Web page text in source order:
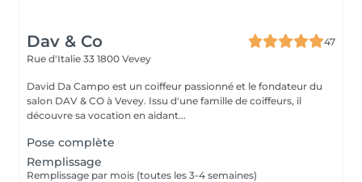
Dav & Co
47
Rue d'Italie 33 1800 Vevey
David Da Campo est un coiffeur passionné et le fondateur du
salon DAV & CO à Vevey. Issu d'une famille de coiffeurs, il
découvre sa vocation en aidant...
Pose complète
Remplissage
Remplissage par mois (toutes les 3-4 semaines)